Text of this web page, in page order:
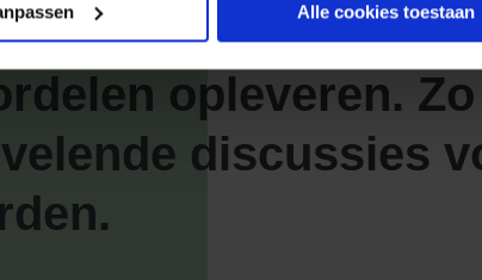
Alle cookies toestaan
bouwkundige
opleveren.
discussies